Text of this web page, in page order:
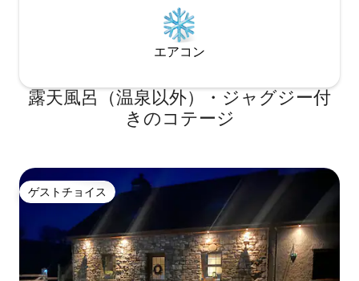
エアコン
露天風呂（温泉以外）・ジャグジー付
きのコテージ
ゲストチョイス
ゲストチョイス